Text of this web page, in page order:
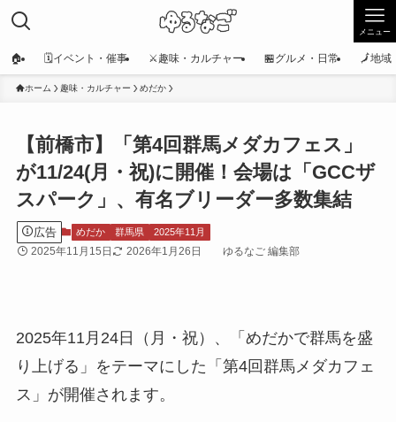
メニュー
🏠 🗓️イベント・催事 ⚔️趣味・カルチャー 🏪グルメ・日常 🗾地域
ホーム 趣味・カルチャー めだか
【前橋市】「第4回群馬メダカフェス」
が11/24(月・祝)に開催！会場は「GCCザ
スパーク」、有名ブリーダー多数集結
広告 めだか 群馬県 2025年11月
2025年11月15日 2026年1月26日 ゆるなご 編集部
2025年11月24日（月・祝）、「めだかで群馬を盛
り上げる」をテーマにした「第4回群馬メダカフェ
ス」が開催されます。